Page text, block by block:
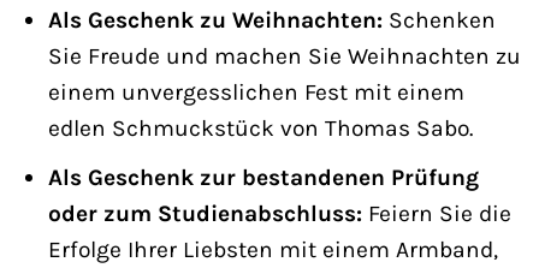
Als Geschenk zu Weihnachten:Schenken
Sie Freude und machen Sie Weihnachten zu
einem unvergesslichen Fest mit einem
edlen Schmuckstück von Thomas Sabo.
Als Geschenk zur bestandenen Prüfung
oder zum Studienabschluss:Feiern Sie die
Erfolge Ihrer Liebsten mit einem Armband,